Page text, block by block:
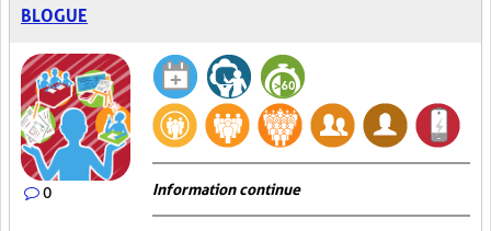
BLOGUE
0 Information continue